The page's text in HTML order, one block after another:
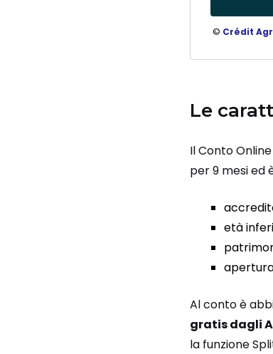
© Crédit
Le
Il Conto
per 9 mesi ed
età
Al conto è
gratis dagli
la funzione